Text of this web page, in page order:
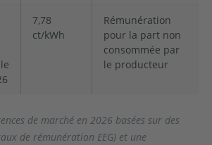
7,78
ct/kWh
Rémunération
pour la part non
consommée par
le producteur
de marché en 2026 basées sur des
de rémunération EEG) et une